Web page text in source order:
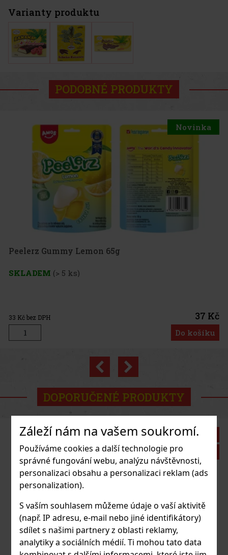
Záleží nám na vašem soukromí.
Používáme cookies a další technologie pro
správné fungování webu, analýzu návštěvnosti,
personalizaci obsahu a personalizaci reklam (ads
personalization).
S vaším souhlasem můžeme údaje o vaší aktivitě
(např. IP adresu, e-mail nebo jiné identifikátory)
sdílet s našimi partnery z oblasti reklamy,
analytiky a sociálních médií. Ti mohou tato data
Varianty produktu
PODOBNÉ PRODUKTY
Novinka
65g
Novinka
Peach 65g
Previous
DOPORUČENÉ PRODUKTY
Sleva: 43%
Akce